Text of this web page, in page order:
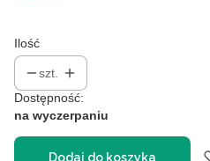
Ilość
szt.
Dostępność:
na wyczerpaniu
Dodaj do koszyka